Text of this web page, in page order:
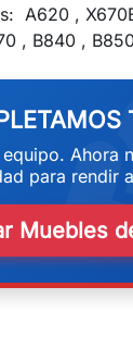
A620 ,
, B840 ,
Ahora
para rendir
Muebles